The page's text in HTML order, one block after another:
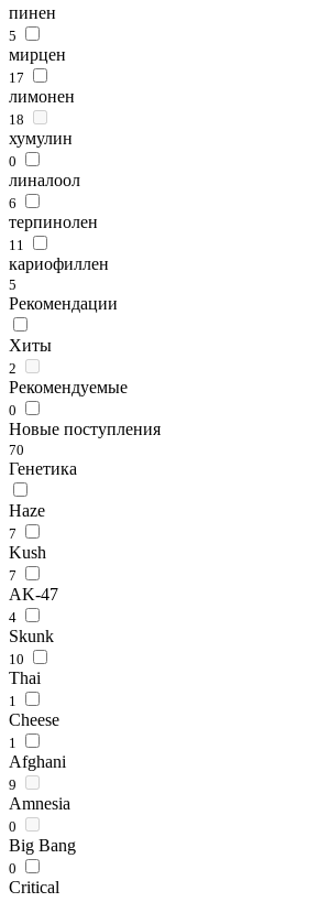
пинен
5
мирцен
17
лимонен
18
хумулин
0
линалоол
6
терпинолен
11
кариофиллен
5
Рекомендации
Хиты
2
Рекомендуемые
0
Новые поступления
70
Генетика
Haze
7
Kush
7
AK-47
4
Skunk
10
Thai
1
Cheese
1
Afghani
9
Amnesia
0
Big Bang
0
Critical